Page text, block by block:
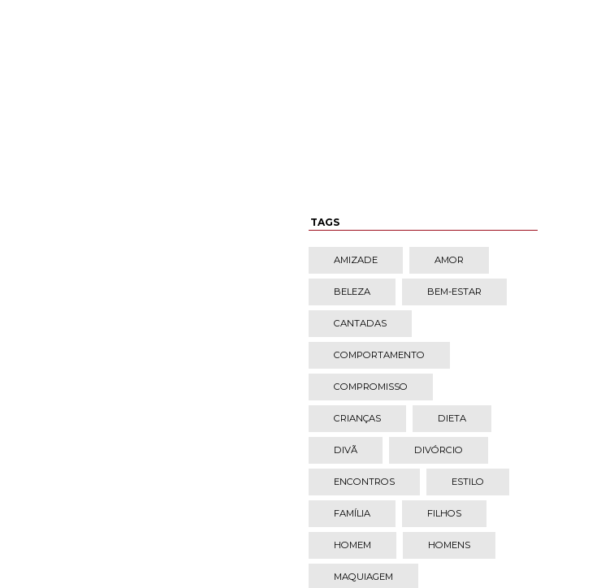
TAGS
AMIZADE AMOR
BELEZA BEM-ESTAR
CANTADAS
COMPORTAMENTO
COMPROMISSO
CRIANÇAS DIETA
DIVÃ DIVÓRCIO
ENCONTROS ESTILO
FAMÍLIA FILHOS
HOMEM HOMENS
MAQUIAGEM